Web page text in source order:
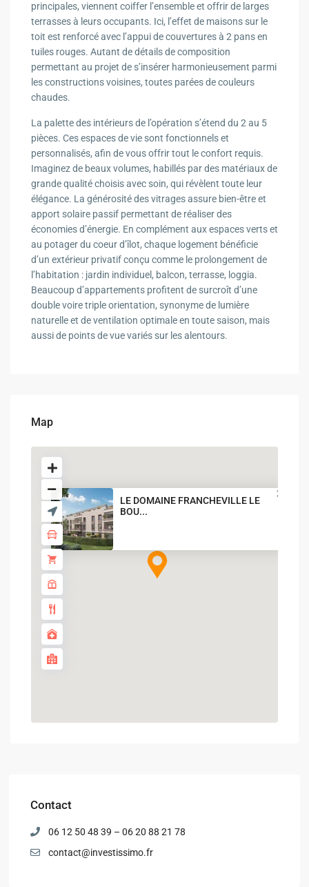
principales, viennent coiffer l’ensemble et offrir de larges
terrasses à leurs occupants. Ici, l’effet de maisons sur le
toit est renforcé avec l’appui de couvertures à 2 pans en
tuiles rouges. Autant de détails de composition
permettant au projet de s’insérer harmonieusement parmi
les constructions voisines, toutes parées de couleurs
chaudes.
La palette des intérieurs de l’opération s’étend du 2 au 5
pièces. Ces espaces de vie sont fonctionnels et
personnalisés, afin de vous offrir tout le confort requis.
Imaginez de beaux volumes, habillés par des matériaux de
grande qualité choisis avec soin, qui révèlent toute leur
élégance. La générosité des vitrages assure bien-être et
apport solaire passif permettant de réaliser des
économies d’énergie. En complément aux espaces verts et
au potager du coeur d’îlot, chaque logement bénéficie
d’un extérieur privatif conçu comme le prolongement de
l’habitation : jardin individuel, balcon, terrasse, loggia.
Beaucoup d’appartements profitent de surcroît d’une
double voire triple orientation, synonyme de lumière
naturelle et de ventilation optimale en toute saison, mais
aussi de points de vue variés sur les alentours.
Map
LE DOMAINE FRANCHEVILLE LE
BOU...
Contact
06 12 50 48 39 – 06 20 88 21 78
contact@investissimo.fr